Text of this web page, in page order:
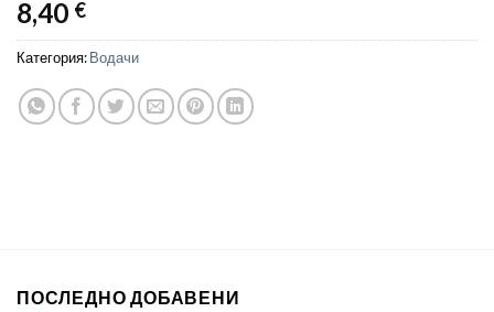
8,40 €
Категория:Водачи
ПОСЛЕДНО ДОБАВЕНИ